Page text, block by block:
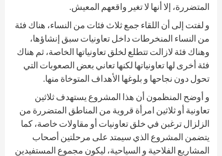
المتضررة، إلا أنها لا تغير واقعهم المعيش.
و لفتت إلى أن اللقاء جمع ثلاث فئات من النساء، هناك فئة
من النساء المنخرطات داخل تعاونيات سبق إنشاؤها،
وهناك فئة لازالت تتطلع لخلق تعاونياتها الخاصة، ثم هناك
فئة أخرى لها تعاونياتها لكنها تعاني بعض الصعوبات التي
تحول دون نجاحها و بلوغها الأهداف المتوخاة منها.
و أوضح المنظمون أن هذا المشروع يستهدف ثلاثين
تعاونية أو ثلاثين امرأة قروية من المناطق المتضررة من
الزلزال ترغبن في خلق تعاونيات أو مقاولات خاصة، كما
يتضمن المشروع الذي سيمتد على مرحلتين أصحاب
المشاريع الفلاحية و السياحية، ليكون مجموع المستفيدين